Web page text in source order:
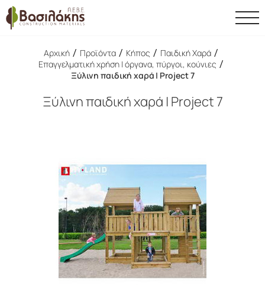
Αρχική / Προϊόντα / Κήπος / Παιδική Χαρά /
Επαγγελματική χρήση | όργανα, πύργοι, κούνιες /
Ξύλινη παιδική χαρά | Project 7
Ξύλινη παιδική χαρά | Project 7